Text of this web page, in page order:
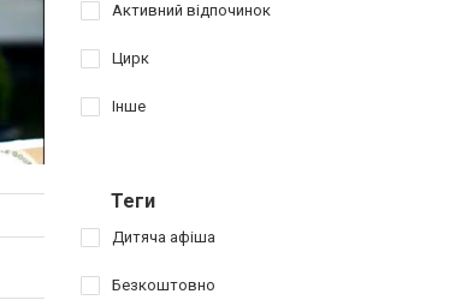
Активний відпочинок
Цирк
Інше
Теги
Дитяча афіша
Безкоштовно